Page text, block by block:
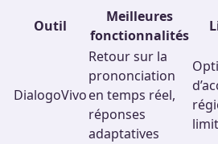
Outil
Meilleures
fonctionnalités
DialogoVivo
Retour sur la
prononciation
en temps réel,
réponses
adaptatives